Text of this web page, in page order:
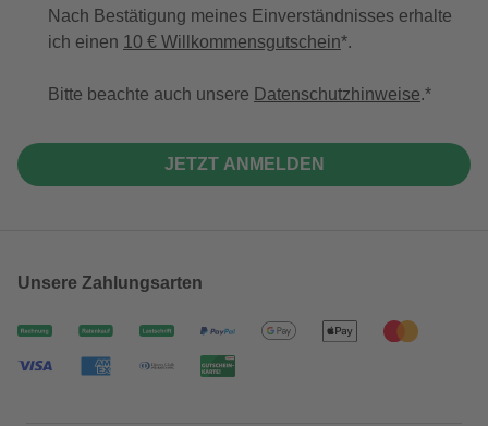
Nach Bestätigung meines Einverständnisses erhalte
ich einen 10 € Willkommensgutschein*.
Bitte beachte auch unsere Datenschutzhinweise.
JETZT ANMELDEN
Unsere Zahlungsarten